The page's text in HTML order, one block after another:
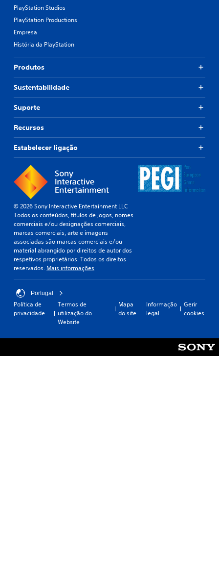
PlayStation Studios
PlayStation Productions
Empresa
História da PlayStation
Produtos
Sustentabilidade
Suporte
Recursos
Estabelecer ligação
© 2026 Sony Interactive Entertainment LLC
Todos os conteúdos, títulos de jogos, nomes
comerciais e/ou designações comerciais,
marcas comerciais, arte e imagens
associadas são marcas comerciais e/ou
material abrangido por direitos de autor dos
respetivos proprietários. Todos os direitos
reservados. Mais informações
Portugal
Política de
privacidade
Termos de
utilização do
Website
Mapa
do site
Informação
legal
Gerir
cookies